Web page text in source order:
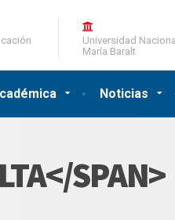
Noticias
Universidad
María Baralt
SPAN>